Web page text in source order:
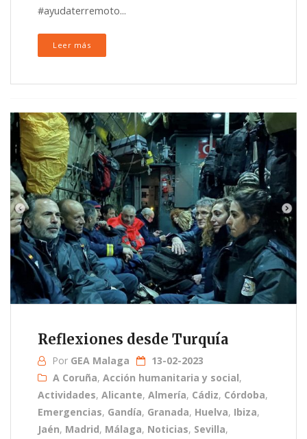
#ayudaterremoto...
Leer más
Reflexiones desde Turquía
Por GEA Malaga
13-02-2023
A Coruña, Acción humanitaria y social,
Actividades, Alicante, Almería, Cádiz, Córdoba,
Emergencias, Gandía, Granada, Huelva, Ibiza,
Jaén, Madrid, Málaga, Noticias, Sevilla,